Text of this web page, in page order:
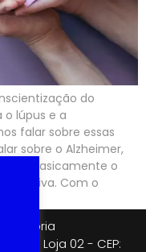
do
o lúpus e a
falar sobre essas
sobre o Alzheimer,
Basicamente o
Com o
192 - Loja 02 - CEP: